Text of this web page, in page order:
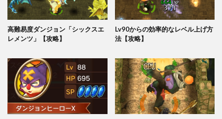
高難易度ダンジョン「シックスエ
レメンツ」【攻略】
Lv90からの効率的なレベル上げ方
法【攻略】